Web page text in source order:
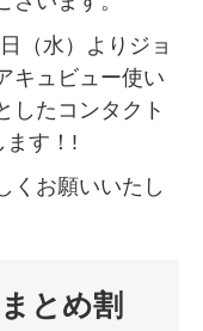
（水）よりジョ
キュビュー使い
したコンタクト
ます！!
くお願いいたし
とめ割